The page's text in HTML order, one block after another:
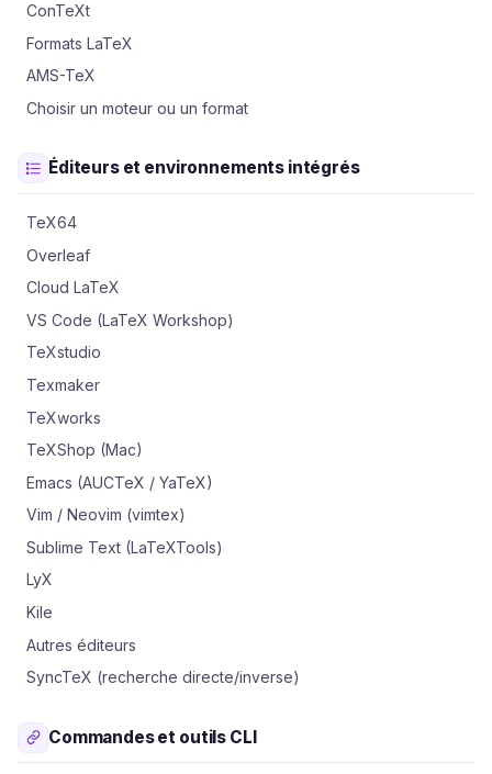
ConTeXt
Formats LaTeX
AMS-TeX
Choisir un moteur ou un format
Éditeurs et environnements intégrés
TeX64
Overleaf
Cloud LaTeX
VS Code (LaTeX Workshop)
TeXstudio
Texmaker
TeXworks
TeXShop (Mac)
Emacs (AUCTeX / YaTeX)
Vim / Neovim (vimtex)
Sublime Text (LaTeXTools)
LyX
Kile
Autres éditeurs
SyncTeX (recherche directe/inverse)
Commandes et outils CLI